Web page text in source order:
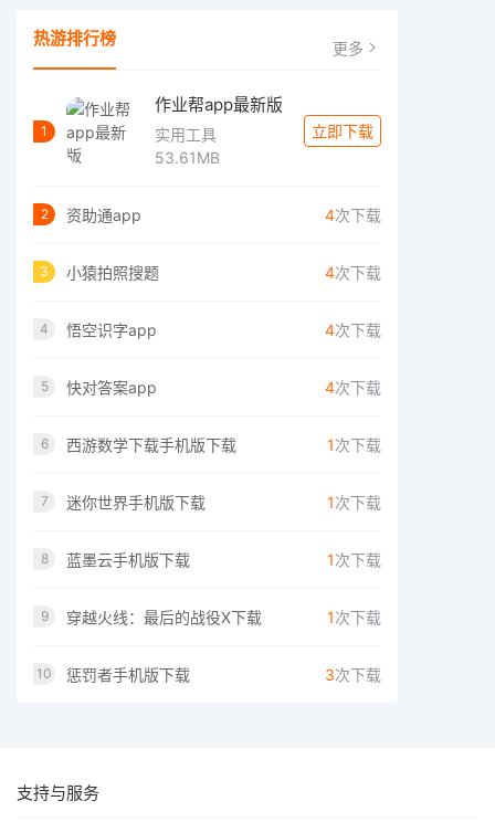
热游排行榜 更多
1
作业帮app最新版
实用工具
53.61MB
立即下载
2 资助通app 4次下载
3 小猿拍照搜题 4次下载
4 悟空识字app 4次下载
5 快对答案app 4次下载
6 西游数学下载手机版下载 1次下载
7 迷你世界手机版下载 1次下载
8 蓝墨云手机版下载 1次下载
9 穿越火线：最后的战役X下载 1次下载
10 惩罚者手机版下载 3次下载
支持与服务